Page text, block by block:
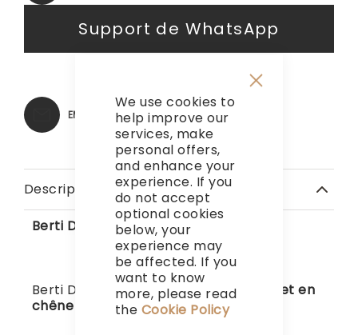
We use cookies to
help improve our
services, make
personal offers,
and enhance your
experience. If you
do not accept
optional cookies
below, your
experience may
be affected. If you
want to know
more, please read
theCookie Policy
EMAIL
Support de WhatsApp
Description
Berti Diesel Living
Berti Diesel Living Wood Camo :
Parquet en
chêne brossé et verni.